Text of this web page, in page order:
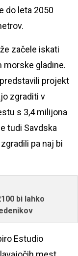
do leta 2050
začele iskati
morske gladine.
projekt
zgraditi v
s 3,4 milijona
tudi Savdska
pa naj bi
bi lahko
Estudio